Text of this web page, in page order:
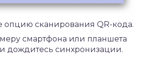
опцию сканирования QR-кода.
смартфона или планшета
дождитесь синхронизации.